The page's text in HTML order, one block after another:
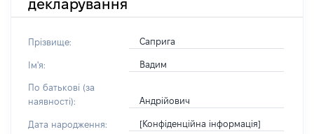
декларування
Прізвище: Саприга
Ім'я: Вадим
По батькові (за
наявності):
Андрійович
Дата народження: [Конфіденційна інформація]